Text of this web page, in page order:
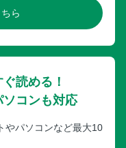
ら
読める！
ソコンも対応
やパソコンなど最大10